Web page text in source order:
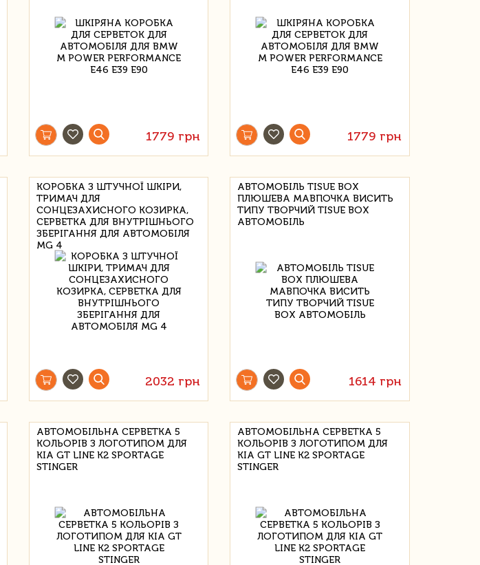
1779 грн 1779 грн
КОРОБКА З ШТУЧНОЇ ШКІРИ,
ТРИМАЧ ДЛЯ
СОНЦЕЗАХИСНОГО КОЗИРКА,
СЕРВЕТКА ДЛЯ ВНУТРІШНЬОГО
ЗБЕРІГАННЯ ДЛЯ АВТОМОБІЛЯ
MG 4
2032 грн
АВТОМОБІЛЬ TISUE BOX
ПЛЮШЕВА МАВПОЧКА ВИСИТЬ
ТИПУ ТВОРЧИЙ TISUE BOX
АВТОМОБІЛЬ
1614 грн
АВТОМОБІЛЬНА СЕРВЕТКА 5
КОЛЬОРІВ З ЛОГОТИПОМ ДЛЯ
KIA GT LINE K2 SPORTAGE
STINGER
АВТОМОБІЛЬНА СЕРВЕТКА 5
КОЛЬОРІВ З ЛОГОТИПОМ ДЛЯ
KIA GT LINE K2 SPORTAGE
STINGER